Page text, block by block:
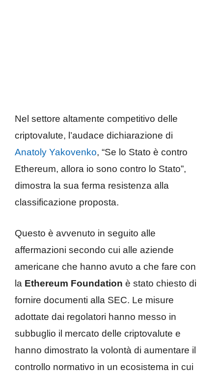
Nel settore altamente competitivo delle
criptovalute, l’audace dichiarazione di
Anatoly Yakovenko, “Se lo Stato è contro
Ethereum, allora io sono contro lo Stato”,
dimostra la sua ferma resistenza alla
classificazione proposta.
Questo è avvenuto in seguito alle
affermazioni secondo cui alle aziende
americane che hanno avuto a che fare con
la Ethereum Foundation è stato chiesto di
fornire documenti alla SEC. Le misure
adottate dai regolatori hanno messo in
subbuglio il mercato delle criptovalute e
hanno dimostrato la volontà di aumentare il
controllo normativo in un ecosistema in cui